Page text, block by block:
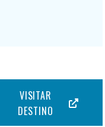
VISITAR
DESTINO